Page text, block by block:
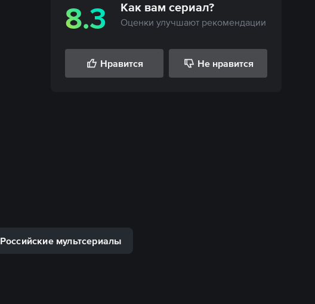
8.3 Как вам сериал?
Оценки улучшают рекомендации
Нравится Не нравится
Российские мультсериалы